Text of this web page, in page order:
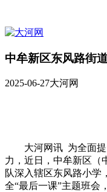
中牟新区东风路街
2025-06-27大河网
大河网讯 为全面
力，近日，中牟新区（
队深入辖区东风路小学
全“最后一课”主题班会